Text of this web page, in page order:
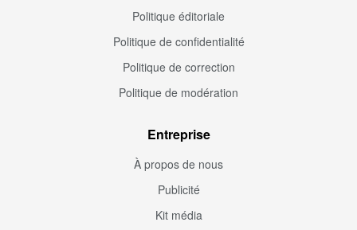
Politique éditoriale
Politique de confidentialité
Politique de correction
Politique de modération
Entreprise
À propos de nous
Publicité
Kit média